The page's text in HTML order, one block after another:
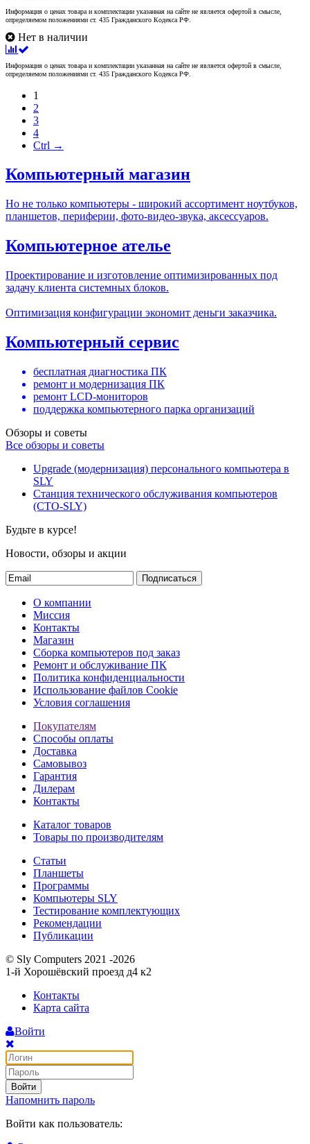
Информация о ценах товара и комплектации указанная на сайте не является офертой в смысле,
определяемом положениями ст. 435 Гражданского Кодекса РФ.
Нет в наличии
Информация о ценах товара и комплектации указанная на сайте не является офертой в смысле,
определяемом положениями ст. 435 Гражданского Кодекса РФ.
1
2
3
4
Ctrl →
Компьютерный магазин
Но не только компьютеры - широкий ассортимент ноутбуков,
планшетов, периферии, фото-видео-звука, аксессуаров.
Компьютерное ателье
Проектирование и изготовление оптимизированных под
задачу клиента системных блоков.
Оптимизация конфигурации экономит деньги заказчика.
Компьютерный сервис
бесплатная диагностика ПК
ремонт и модернизация ПК
ремонт LCD-мониторов
поддержка компьютерного парка организаций
Обзоры и советы
Все обзоры и советы
Upgrade (модернизация) персонального компьютера в
SLY
Станция технического обслуживания компьютеров
(СТО-SLY)
Будьте в курсе!
Новости, обзоры и акции
Подписаться
О компании
Миссия
Контакты
Магазин
Сборка компьютеров под заказ
Ремонт и обслуживание ПК
Политика конфиденциальности
Использование файлов Cookie
Условия соглашения
Покупателям
Способы оплаты
Доставка
Самовывоз
Гарантия
Дилерам
Контакты
Каталог товаров
Товары по производителям
Статьи
Планшеты
Программы
Компьютеры SLY
Тестирование комплектующих
Рекомендации
Публикации
© Sly Computers 2021 -2026
1-й Хорошёвский проезд д4 к2
Контакты
Карта сайта
Войти
Войти
Напомнить пароль
Войти как пользователь: